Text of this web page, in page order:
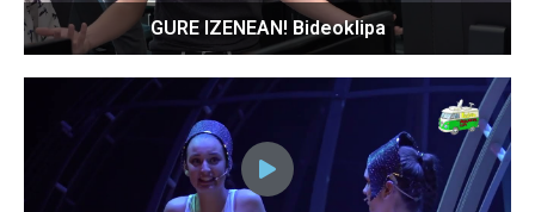
GURE IZENEAN! Bideoklipa